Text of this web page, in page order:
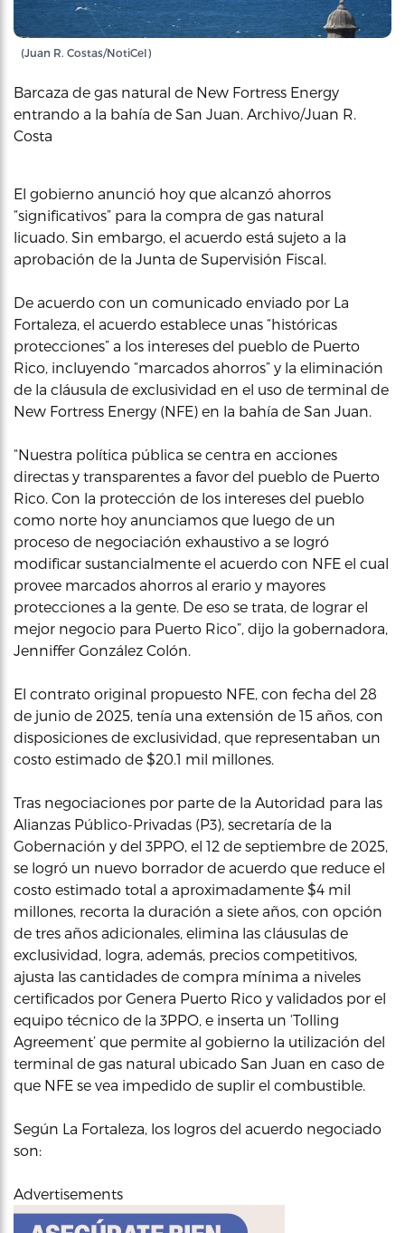
(Juan R. Costas/NotiCel)
Barcaza de gas natural de New Fortress Energy
entrando a la bahía de San Juan. Archivo/Juan R.
Costa
El gobierno anunció hoy que alcanzó ahorros
“significativos” para la compra de gas natural
licuado. Sin embargo, el acuerdo está sujeto a la
aprobación de la Junta de Supervisión Fiscal.
De acuerdo con un comunicado enviado por La
Fortaleza, el acuerdo establece unas “históricas
protecciones” a los intereses del pueblo de Puerto
Rico, incluyendo “marcados ahorros” y la eliminación
de la cláusula de exclusividad en el uso de terminal de
New Fortress Energy (NFE) en la bahía de San Juan.
“Nuestra política pública se centra en acciones
directas y transparentes a favor del pueblo de Puerto
Rico. Con la protección de los intereses del pueblo
como norte hoy anunciamos que luego de un
proceso de negociación exhaustivo a se logró
modificar sustancialmente el acuerdo con NFE el cual
provee marcados ahorros al erario y mayores
protecciones a la gente. De eso se trata, de lograr el
mejor negocio para Puerto Rico”, dijo la gobernadora,
Jenniffer González Colón.
El contrato original propuesto NFE, con fecha del 28
de junio de 2025, tenía una extensión de 15 años, con
disposiciones de exclusividad, que representaban un
costo estimado de $20.1 mil millones.
Tras negociaciones por parte de la Autoridad para las
Alianzas Público-Privadas (P3), secretaría de la
Gobernación y del 3PPO, el 12 de septiembre de 2025,
se logró un nuevo borrador de acuerdo que reduce el
costo estimado total a aproximadamente $4 mil
millones, recorta la duración a siete años, con opción
de tres años adicionales, elimina las cláusulas de
exclusividad, logra, además, precios competitivos,
ajusta las cantidades de compra mínima a niveles
certificados por Genera Puerto Rico y validados por el
equipo técnico de la 3PPO, e inserta un ‘Tolling
Agreement’ que permite al gobierno la utilización del
terminal de gas natural ubicado San Juan en caso de
que NFE se vea impedido de suplir el combustible.
Según La Fortaleza, los logros del acuerdo negociado
son:
Advertisements